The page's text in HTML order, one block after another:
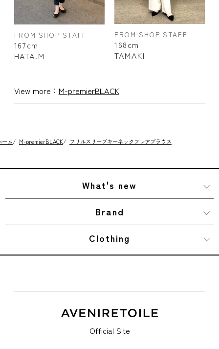
FROM SHOP STAFF
167cm
HATA.M
FROM SHOP STAFF
168cm
TAMAKI
View more： M-premierBLACK
ーム/ M-premierBLACK/ フリルスリーブキーネックフレアブラウス
What's new
Brand
Clothing
Official Site